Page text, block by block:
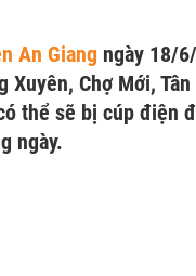
An Giang ngày 18/
Xuyên, Chợ Mới, Tân
thể sẽ bị cúp điện
ngày.